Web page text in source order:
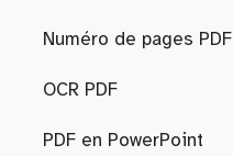
Numéro de pages PDF
OCR PDF
PDF en PowerPoint